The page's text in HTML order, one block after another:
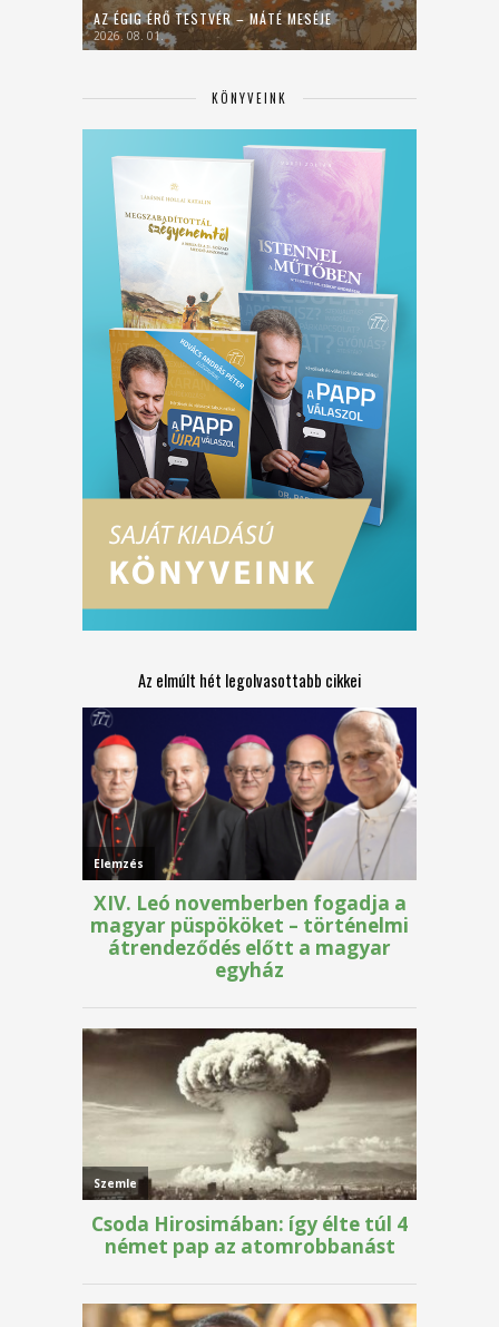
AZ ÉGIG ÉRŐ TESTVÉR – MÁTÉ MESÉJE
2026. 08. 01.
KÖNYVEINK
Az elmúlt hét legolvasottabb cikkei